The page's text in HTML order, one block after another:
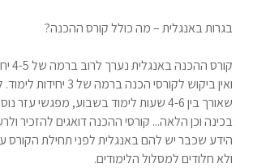
בגרות באנגלית – מה כולל קורס ההכנה?
ואין ביקוש לקורסי הכנה
שאורך בין 4-6 שעות לימוד בשבוע, מפגשי
בכינה וכן הלאה... קורסי ההכנה דואגים להזכיר
הידע שכבר יש להם באנגלית לפני תחילת הקורס
ולא חלודים למסלול הלימודים.